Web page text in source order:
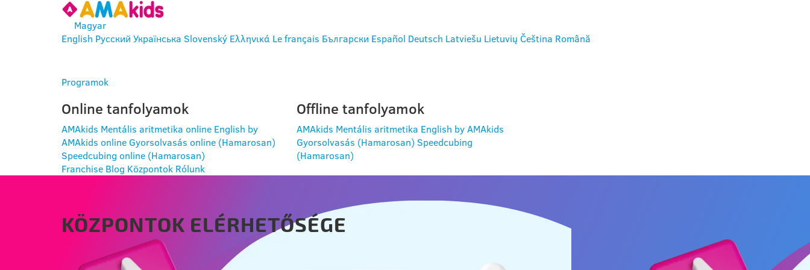
Magyar
English Русский Українська Slovenský Ελληνικά Le français Български Español Deutsch Latviešu Lietuvių Čeština Română
Programok
Online tanfolyamok
AMAkids Mentális aritmetika online English by
AMAkids online Gyorsolvasás online (Hamarosan)
Speedcubing online (Hamarosan)
Offline tanfolyamok
AMAkids Mentális aritmetika English by AMAkids
Gyorsolvasás (Hamarosan) Speedcubing
(Hamarosan)
Franchise Blog Központok Rólunk
KÖZPONTOK ELÉRHETŐSÉGE